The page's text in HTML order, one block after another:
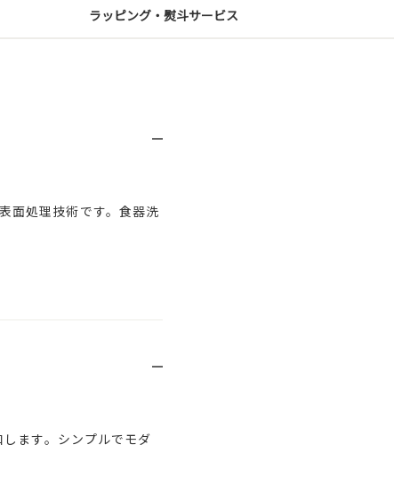
ラッピング・熨斗サービス
処理技術です。食器洗
ます。シンプルでモダ